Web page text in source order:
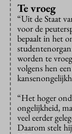
Te vroeg
“Uit de Staat
voor de
bepaalt in het
worden te
volgens hen
“Het hoger
ongelijkheid,
veel eerder
Daarom stelt